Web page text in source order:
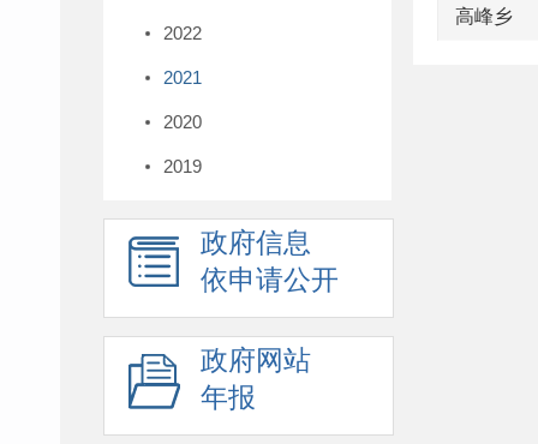
2022
2021
2020
2019
政府信息
依申请公开
政府网站
年报
高峰乡